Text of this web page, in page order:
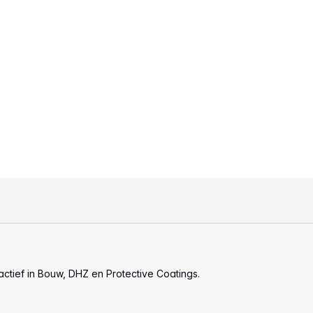
in Bouw, DHZ en Protective Coatings.